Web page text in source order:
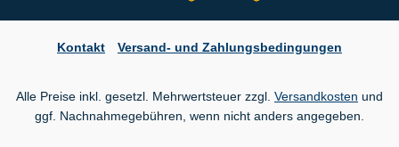
Kontakt Versand- und Zahlungsbedingungen
Alle Preise inkl. gesetzl. Mehrwertsteuer zzgl. Versandkosten und
ggf. Nachnahmegebühren, wenn nicht anders angegeben.